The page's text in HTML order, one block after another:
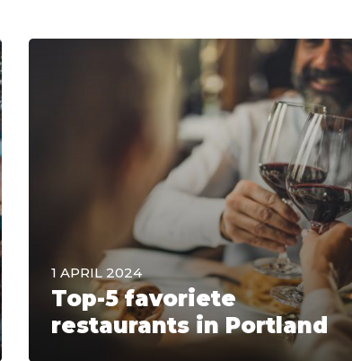
1 APRIL 2024
Top-5 favoriete
restaurants in Portland